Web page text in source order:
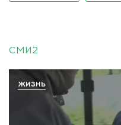
СМИ2
ЖИЗНЬ